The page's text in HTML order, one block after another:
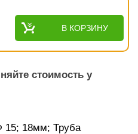
В КОРЗИНУ
стоимость у
18мм; Труба